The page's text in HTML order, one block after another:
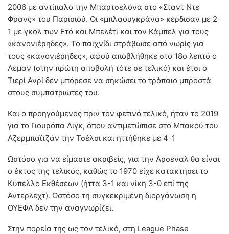
2006 με αντίπαλο την Μπαρτσελόνα στο «Σταντ Ντε
Φρανς» του Παρισιού. Οι «μπλαουγκράνα» κέρδισαν με 2-
1 με γκολ των Ετό και Μπελέτι και τον Κάμπελ για τους
«κανονιέρηδες». Το παιχνίδι στράβωσε από νωρίς για
τους «κανονιέρηδες», αφού αποβλήθηκε στο 18ο λεπτό ο
Λέμαν (στην πρώτη αποβολή τότε σε τελικό) και έτσι ο
Τιερί Ανρί δεν μπόρεσε να σηκώσει το τρόπαιο μπροστά
στους συμπατριώτες του.
Και ο προηγούμενος πριν τον φετινό τελικό, ήταν το 2019
για το Γιουρόπα Λιγκ, όπου αντιμετώπισε στο Μπακού του
Αζερμπαϊτζάν την Τσέλσι και ηττήθηκε με 4-1
Ωστόσο για να είμαστε ακριβείς, για την Άρσεναλ θα είναι
ο έκτος της τελικός, καθώς το 1970 είχε κατακτήσει το
Κύπελλο Εκθέσεων (ήττα 3-1 και νίκη 3-0 επί της
Άντερλεχτ). Ωστόσο τη συγκεκριμένη διοργάνωση η
ΟΥΕΦΑ δεν την αναγνωρίζει.
Στην πορεία της ως τον τελικό, στη League Phase